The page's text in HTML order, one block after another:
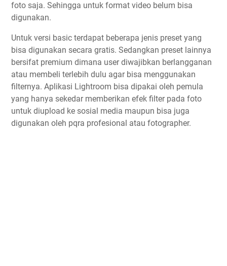
foto saja. Sehingga untuk format video belum bisa
digunakan.
Untuk versi basic terdapat beberapa jenis preset yang
bisa digunakan secara gratis. Sedangkan preset lainnya
bersifat premium dimana user diwajibkan berlangganan
atau membeli terlebih dulu agar bisa menggunakan
filternya. Aplikasi Lightroom bisa dipakai oleh pemula
yang hanya sekedar memberikan efek filter pada foto
untuk diupload ke sosial media maupun bisa juga
digunakan oleh pqra profesional atau fotographer.